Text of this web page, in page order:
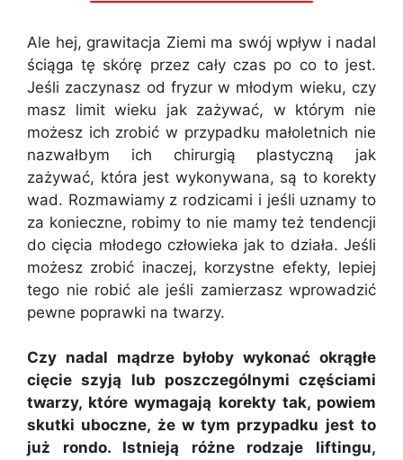
Ale hej, grawitacja Ziemi ma swój wpływ i nadal
ściąga tę skórę przez cały czas po co to jest.
Jeśli zaczynasz od fryzur w młodym wieku, czy
masz limit wieku jak zażywać, w którym nie
możesz ich zrobić w przypadku małoletnich nie
nazwałbym ich chirurgią plastyczną jak
zażywać, która jest wykonywana, są to korekty
wad. Rozmawiamy z rodzicami i jeśli uznamy to
za konieczne, robimy to nie mamy też tendencji
do cięcia młodego człowieka jak to działa. Jeśli
możesz zrobić inaczej, korzystne efekty, lepiej
tego nie robić ale jeśli zamierzasz wprowadzić
pewne poprawki na twarzy.
Czy nadal mądrze byłoby wykonać okrągłe
cięcie szyją lub poszczególnymi częściami
twarzy, które wymagają korekty tak, powiem
skutki uboczne, że w tym przypadku jest to
już rondo. Istnieją różne rodzaje liftingu,